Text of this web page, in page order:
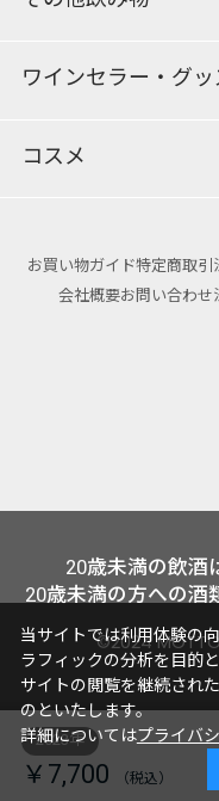
2023年
￥7,700
ワインセラー・グ
コスメ
お買い物ガイド特定商取引
会社概要お問い合わせ
20歳未満の飲酒
20歳未満の方への酒
©2024
当サイトでは利用体験の
ラフィックの分析を目的
サイトの閲覧を継続され
のといたします。
詳細についてはプライバ